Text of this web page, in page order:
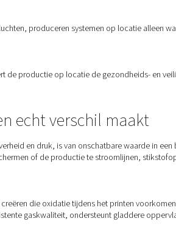
produceren
operatie beheert, stikstof op
en onvoorspelbare
of vertragingen bij
van de stikstofzuiverheidsniveaus